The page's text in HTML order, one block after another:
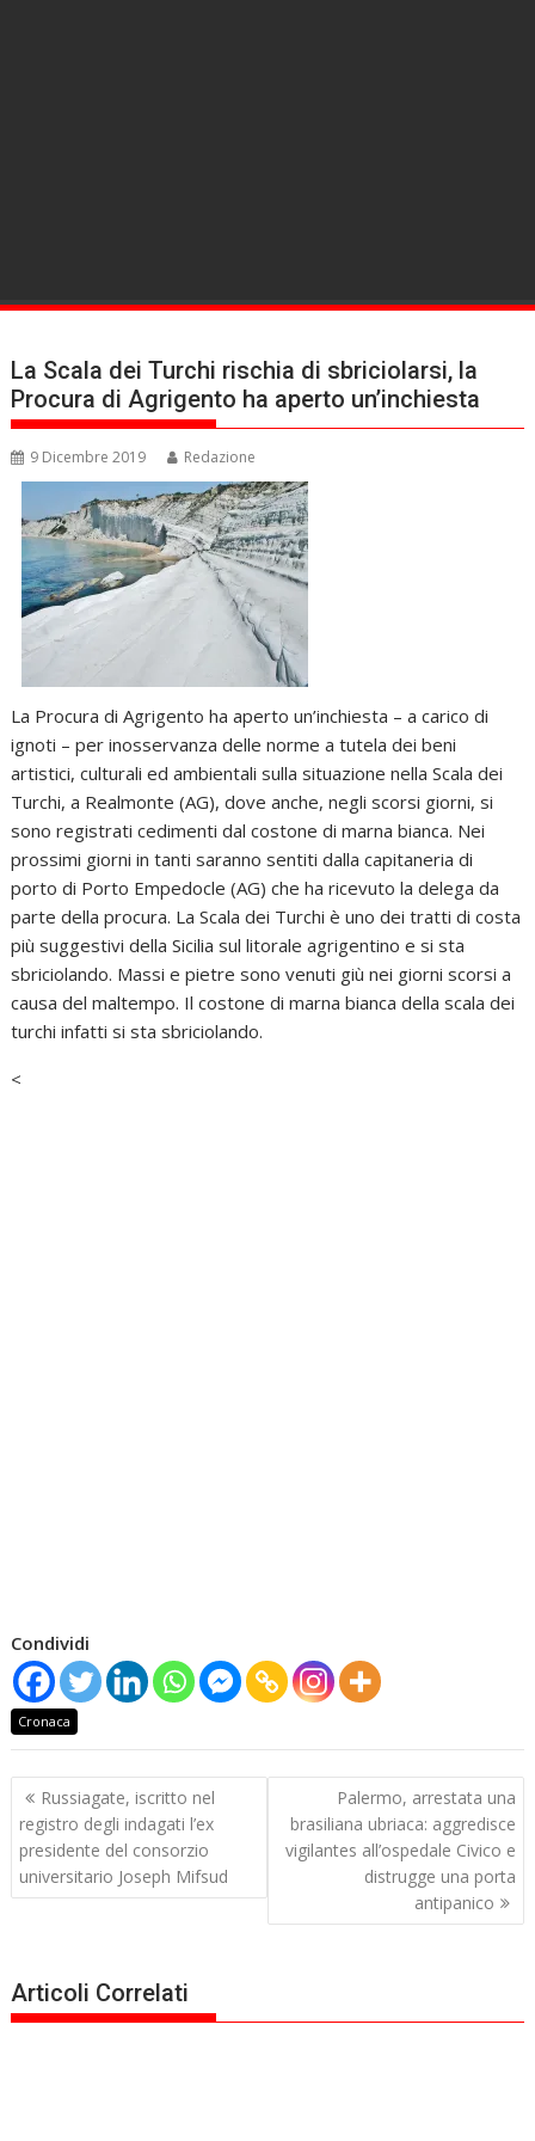
La Scala dei Turchi rischia di sbriciolarsi, la
Procura di Agrigento ha aperto un’inchiesta
9 Dicembre 2019 Redazione
La Procura di Agrigento ha aperto un’inchiesta – a carico di
ignoti – per inosservanza delle norme a tutela dei beni
artistici, culturali ed ambientali sulla situazione nella Scala dei
Turchi, a Realmonte (AG), dove anche, negli scorsi giorni, si
sono registrati cedimenti dal costone di marna bianca. Nei
prossimi giorni in tanti saranno sentiti dalla capitaneria di
porto di Porto Empedocle (AG) che ha ricevuto la delega da
parte della procura. La Scala dei Turchi è uno dei tratti di costa
più suggestivi della Sicilia sul litorale agrigentino e si sta
sbriciolando. Massi e pietre sono venuti giù nei giorni scorsi a
causa del maltempo. Il costone di marna bianca della scala dei
turchi infatti si sta sbriciolando.
<
Condividi
Cronaca
Navigazione
articoli
Russiagate, iscritto nel
registro degli indagati l’ex
presidente del consorzio
universitario Joseph Mifsud
Palermo, arrestata una
brasiliana ubriaca: aggredisce
vigilantes all’ospedale Civico e
distrugge una porta
antipanico
Articoli Correlati